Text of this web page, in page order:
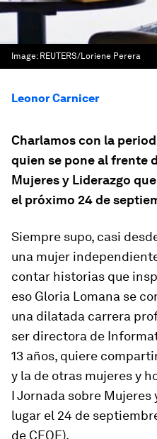
Image: REUTERS/Loriene Perera
Leonor Carnicer
Charlamos con la
quien se pone al frente
Mujeres y Liderazgo
el próximo 24 de
Siempre supo, casi
una mujer
contar historias que
eso Gloria Lomana se
una dilatada carrera
ser directora de
13 años, quiere
y la de otras mujeres y
I Jornada sobre
lugar el 24 de
de CEOE).